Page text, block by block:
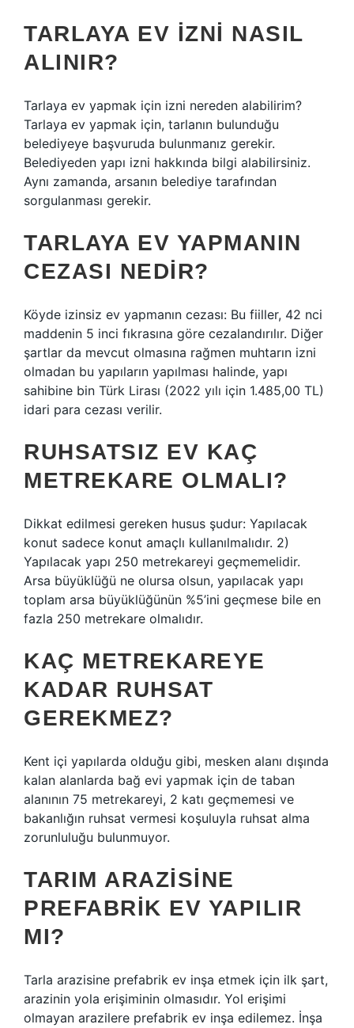
TARLAYA EV IZNI NASIL
ALINIR?
Tarlaya ev yapmak için izni nereden alabilirim?
Tarlaya ev yapmak için, tarlanın bulunduğu
belediyeye başvuruda bulunmanız gerekir.
Belediyeden yapı izni hakkında bilgi alabilirsiniz.
Aynı zamanda, arsanın belediye tarafından
sorgulanması gerekir.
TARLAYA EV YAPMANIN
CEZASI NEDIR?
Köyde izinsiz ev yapmanın cezası: Bu fiiller, 42 nci
maddenin 5 inci fıkrasına göre cezalandırılır. Diğer
şartlar da mevcut olmasına rağmen muhtarın izni
olmadan bu yapıların yapılması halinde, yapı
sahibine bin Türk Lirası (2022 yılı için 1.485,00 TL)
idari para cezası verilir.
RUHSATSIZ EV KAÇ
METREKARE OLMALI?
Dikkat edilmesi gereken husus şudur: Yapılacak
konut sadece konut amaçlı kullanılmalıdır. 2)
Yapılacak yapı 250 metrekareyi geçmemelidir.
Arsa büyüklüğü ne olursa olsun, yapılacak yapı
toplam arsa büyüklüğünün %5’ini geçmese bile en
fazla 250 metrekare olmalıdır.
KAÇ METREKAREYE
KADAR RUHSAT
GEREKMEZ?
Kent içi yapılarda olduğu gibi, mesken alanı dışında
kalan alanlarda bağ evi yapmak için de taban
alanının 75 metrekareyi, 2 katı geçmemesi ve
bakanlığın ruhsat vermesi koşuluyla ruhsat alma
zorunluluğu bulunmuyor.
TARIM ARAZISINE
PREFABRIK EV YAPILIR
MI?
Tarla arazisine prefabrik ev inşa etmek için ilk şart,
arazinin yola erişiminin olmasıdır. Yol erişimi
olmayan arazilere prefabrik ev inşa edilemez. İnşa